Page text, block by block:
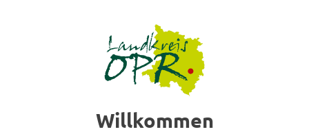
Willkommen